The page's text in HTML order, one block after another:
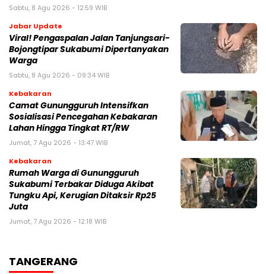
Sabtu, 8 Agu 2026 - 12:59 WIB
Jabar Update
Viral! Pengaspalan Jalan Tanjungsari-
Bojongtipar Sukabumi Dipertanyakan
Warga
Sabtu, 8 Agu 2026 - 09:34 WIB
Kebakaran
‎‎Camat Gunungguruh Intensifkan
Sosialisasi Pencegahan Kebakaran
Lahan Hingga Tingkat RT/RW‎
Jumat, 7 Agu 2026 - 13:47 WIB
Kebakaran
‎Rumah Warga di Gunungguruh
Sukabumi Terbakar Diduga Akibat
Tungku Api, Kerugian Ditaksir Rp25
Juta
Jumat, 7 Agu 2026 - 12:18 WIB
TANGERANG